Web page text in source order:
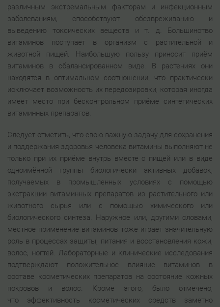
различным экстремальным факторам и инфекционным
заболеваниям, способствуют обезвреживанию и
выведению токсических веществ и т. д. Большинство
витаминов поступает в организм с растительной и
животной пищей. Наибольшую пользу приносит приём
витаминов в сбалансированном виде. В растениях они
находятся в оптимальном соотношении, что практически
исключает возможность их передозировки, которая иногда
имеет место при бесконтрольном приёме синтетических
витаминных препаратов.
Следует отметить, что свою важную задачу для сохранения
и поддержания здоровья человека витамины выполняют не
только при их приёме внутрь вместе с пищей или в виде
одноимённой группы биологически активных добавок,
получаемых в промышленных условиях с помощью
экстракции витаминных препаратов из растительного или
животного сырья или с помощью химического или
биологического синтеза. Наружное или, другими словами,
местное применение витаминов тоже играет значительную
роль в процессах защиты, питания и восстановления кожи,
волос, ногтей. Лабораторные и клинические исследования
подтверждают положительное влияние витаминов в
составе косметических препаратов на состояние кожных
покровов и волос. Кроме этого, было отмечено,
что эффективность косметических средств заметно